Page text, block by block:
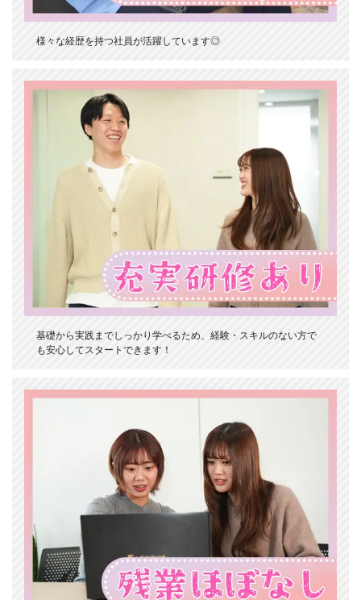
様々な経歴を持つ社員が活躍しています◎
基礎から実践までしっかり学べるため、経験・スキルのない方で
も安心してスタートできます！